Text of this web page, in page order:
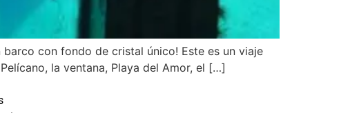
con fondo de cristal único! Este es un viaje
la ventana, Playa del Amor, el […]